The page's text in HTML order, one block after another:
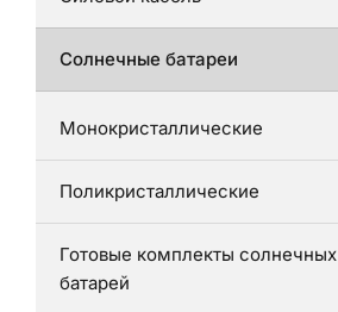
Солнечные батареи
Монокристаллические
Поликристаллические
Готовые комплекты солнечных
батарей